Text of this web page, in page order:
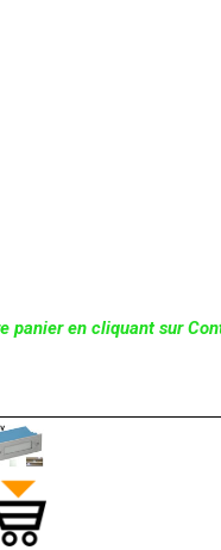
panier en cliquant sur